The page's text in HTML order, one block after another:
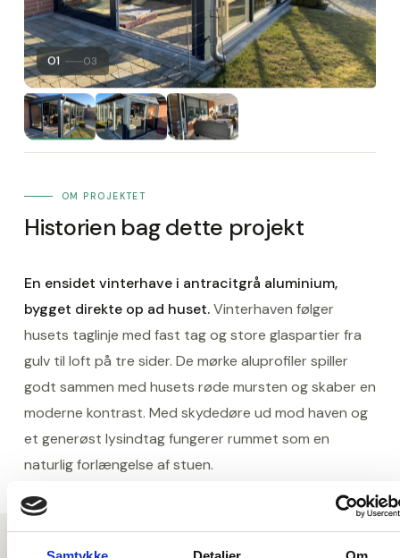
OM PROJEKTET
Historien bag dette projekt
En ensidet vinterhave i antracitgrå aluminium,
bygget direkte op ad huset.Vinterhaven følger
husets taglinje med fast tag og store glaspartier fra
gulv til loft på tre sider. De mørke aluprofiler spiller
godt sammen med husets røde mursten og skaber en
moderne kontrast. Med skydedøre ud mod haven og
et generøst lysindtag fungerer rummet som en
naturlig forlængelse af stuen.
01 03